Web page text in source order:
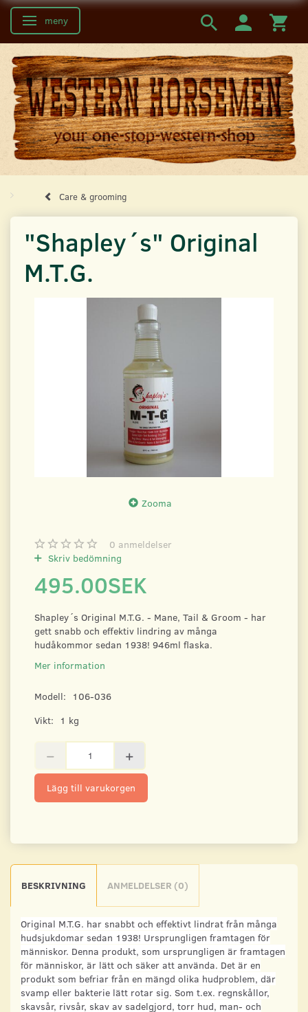
Ändra navigering
meny
Care & grooming
"Shapley´s" Original
M.T.G.
Zooma
0 anmeldelser
Skriv bedömning
495.00SEK
Shapley´s Original M.T.G. - Mane, Tail & Groom - har
gett snabb och effektiv lindring av många
hudåkommor sedan 1938! 946ml flaska.
Mer information
Modell:
106-036
Vikt:
1 kg
Lägg till varukorgen
BESKRIVNING ANMELDELSER (0)
Original M.T.G. har snabbt och effektivt lindrat från många
hudsjukdomar sedan 1938! Ursprungligen framtagen för
människor. Denna produkt, som ursprungligen är framtagen
för människor, är lätt och säker att använda. Det är en
produkt som befriar från en mängd olika hudproblem, där
svamp eller bakterie lätt rotar sig. Som t.ex. regnskållor,
skavsår, rivsår, skav av sadelgjord, torr hud, man- och